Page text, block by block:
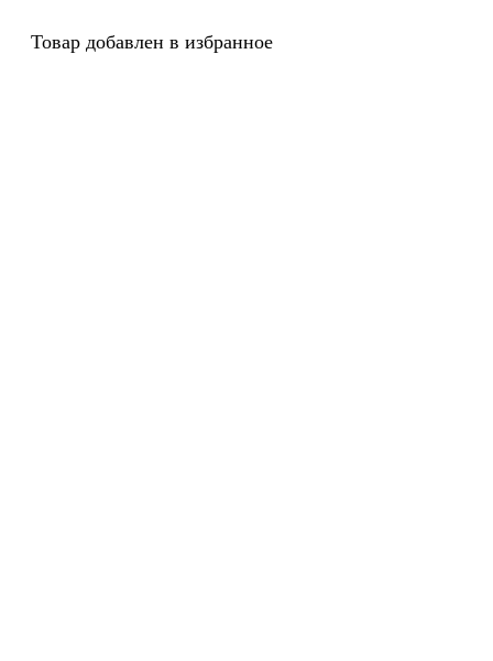
Товар добавлен в избранное